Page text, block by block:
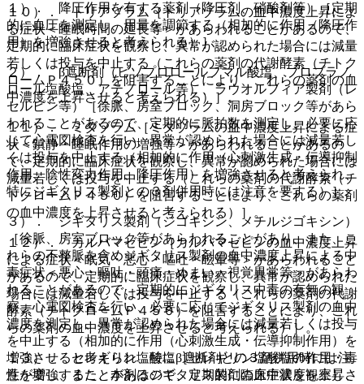
１０）． トリアゾラム［トリアゾラムの血中濃度上昇によ
る症状＜睡眠時間の延長等＞があらわれることがあるので、
定期的に臨床症状を観察し、異常が認められた場合には減量
若しくは投与を中止する（これらの薬剤の代謝酵素（チトク
ロームＰ４５０）を阻害することにより、これらの薬剤の血
中濃度を上昇させると考えられる）］。
１１）． ミダゾラム［ミダゾラムの血中濃度上昇による症
状＜鎮静・睡眠作用の増強等＞があらわれることがあるの
で、定期的に臨床症状を観察し、異常が認められた場合には
減量若しくは投与を中止する（これらの薬剤の代謝酵素（チ
トクロームＰ４５０）を阻害することにより、これらの薬剤
の血中濃度を上昇させると考えられる）］。
１２）． カルバマゼピン［カルバマゼピンの血中濃度上昇
による症状＜眠気・悪心・嘔吐・眩暈等＞があらわれること
があるので、定期的に臨床症状を観察し、異常が認められた
場合には減量若しくは投与を中止する（これらの薬剤の代謝
酵素（チトクロームＰ４５０）を阻害することにより、これ
らの薬剤の血中濃度を上昇させると考えられる）］。
１３）． セレギリン塩酸塩［セレギリン塩酸塩の作用・毒
性が増強することがあるので、定期的に臨床症状を観察し、
１）． 降圧作用を有する薬剤（降圧剤、硝酸剤等）［定期
的に血圧を測定し、用量を調節する（相加的に作用（降圧作
用）を増強させると考えられる）］。
２）． β遮断剤（ビソプロロールフマル酸塩、プロプラノ
ロール塩酸塩、アテノロール等）、ラウオルフィア製剤（レ
セルピン等）［徐脈、房室ブロック、洞房ブロック等があら
われることがあるので、定期的に脈拍数を測定し、必要に応
じて心電図検査を行い、異常が認められた場合には減量若し
くは投与を中止する（相加的に作用（心刺激生成・伝導抑制
作用、陰性変力作用、降圧作用）を増強させると考えられ、
特にジギタリス製剤との３剤併用時には注意を要する）］。
３）． ジギタリス製剤（ジゴキシン、メチルジゴキシン）
［徐脈、房室ブロック等があらわれることがあり、また、こ
れらの不整脈を含めジギタリス製剤の血中濃度上昇による中
毒症状＜悪心・嘔吐・頭痛・めまい・視覚異常等＞があらわ
れることがあるので、定期的にジギタリス中毒の有無の観
察、心電図検査を行い、必要に応じてジギタリス製剤の血中
濃度を測定し、異常が認められた場合には減量若しくは投与
を中止する（相加的に作用（心刺激生成・伝導抑制作用）を
増強させると考えられ、特にβ遮断剤との３剤併用時には注
意を要し、また、本剤はジギタリス製剤の血中濃度を上昇さ